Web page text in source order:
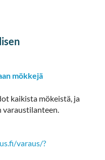
mökkejä
kaikista mökeistä, ja
varaus/?